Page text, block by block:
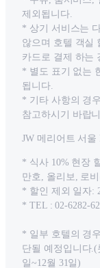
제외됩니다.
* 상기 서비스는
않으며 호텔 객실
카드로 결제 하는
* 별도 표기 없는
됩니다.
* 기타 사항의 경
참고하시기 바랍
JW 메리어트 서
* 식사 10% 현장
만호, 올리보, 로
* 할인 제외 일자:
* TEL : 02-6282-
* 일부 호텔의 경
단될 예정입니다.(
일~12월 31일)